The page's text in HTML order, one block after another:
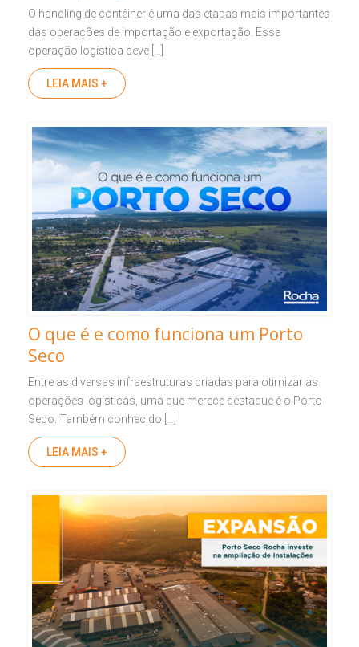
O handling de contêiner é uma das etapas mais importantes
das operações de importação e exportação. Essa
operação logística deve […]
LEIA MAIS +
O que é e como funciona um Porto
Seco
Entre as diversas infraestruturas criadas para otimizar as
operações logísticas, uma que merece destaque é o Porto
Seco. Também conhecido […]
LEIA MAIS +